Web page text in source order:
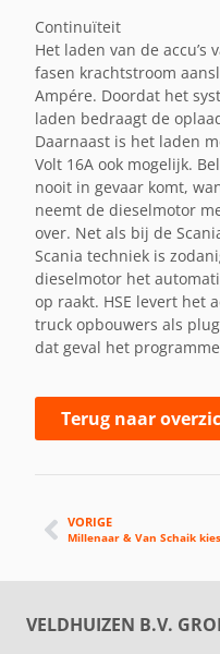
Continuïteit
Het laden van de accu’s
fasen krachtstroom
Ampére. Doordat het
laden bedraagt de
Daarnaast is het laden
Volt 16A ook mogelijk.
nooit in gevaar komt,
neemt de dieselmotor
over. Net als bij de
Scania techniek is
dieselmotor het
op raakt. HSE levert het
truck opbouwers als
dat geval het
Terug naar
VORIGE
VELDHUIZEN B.V.